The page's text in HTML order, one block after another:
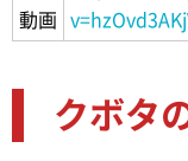
動画
クボタ